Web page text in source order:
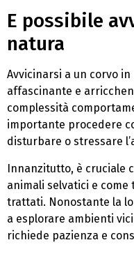
E possibile
natura
Avvicinarsi a un corvo
affascinante e
complessità
importante procedere
disturbare o stressare
Innanzitutto, è cruciale
animali selvatici e
trattati. Nonostante la
a esplorare ambienti
richiede pazienza e